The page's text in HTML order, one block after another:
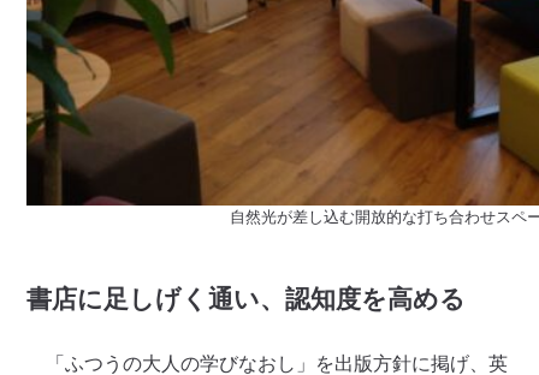
自然光が差し込む開放的な打ち合わせスペ
書店に足しげく通い、認知度を高める
「ふつうの大人の学びなおし」を出版方針に掲げ、英